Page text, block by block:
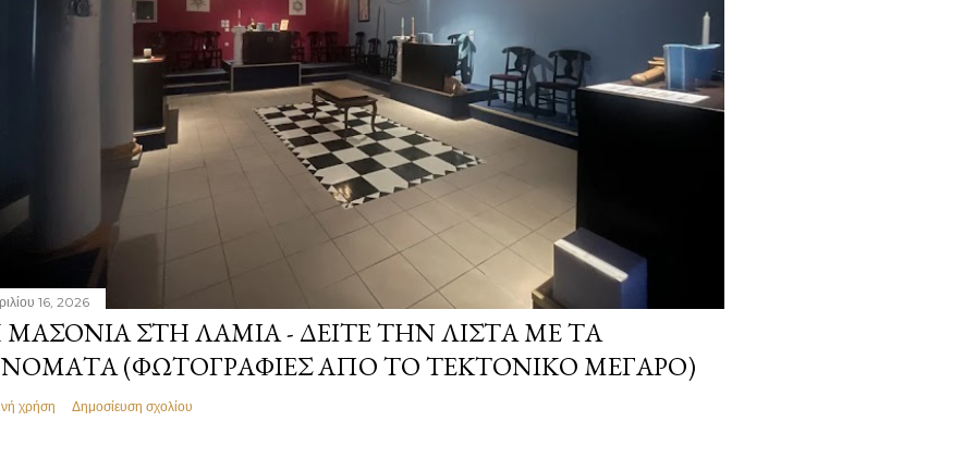
16, 2026
ΣΤΗ ΛΑΜΊΑ - ΔΕΊΤΕ ΤΗΝ ΛΊΣΤΑ ΜΕ ΤΑ
(ΦΩΤΟΓΡΑΦΊΕΣ ΑΠΌ ΤΟ ΤΕΚΤΟΝΙΚΌ ΜΈΓΑΡΟ)
χρήση Δημοσίευση σχολίου